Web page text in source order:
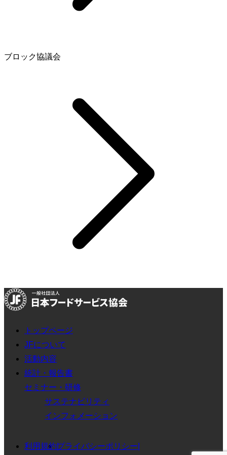
ブロック協議会
トップページ
JFについて
活動内容
統計・報告書
セミナー・研修
サステナビリティ
インフォメーション
利用規約プライバシーポリシー